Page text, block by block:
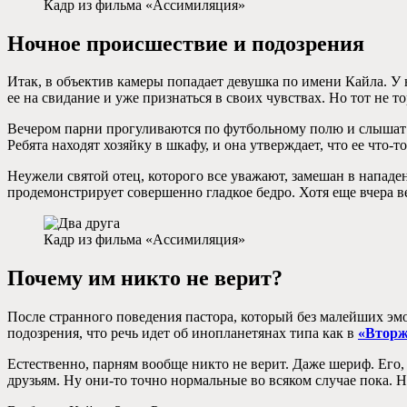
Кадр из фильма «Ассимиляция»
Ночное происшествие и подозрения
Итак, в объектив камеры попадает девушка по имени Кайла.
ее на свидание и уже признаться в своих чувствах. Но тот не
Вечером парни прогуливаются по футбольному полю и
Ребята находят хозяйку в шкафу, и она утверждает, что ее
Неужели святой отец, которого все уважают, замешан в
продемонстрирует совершенно гладкое бедро. Хотя еще
Кадр из фильма «Ассимиляция»
Почему им никто не верит?
После странного поведения пастора, который без малейших
подозрения, что речь идет об инопланетянах типа как в
Естественно, парням вообще никто не верит. Даже шериф.
друзьям. Ну они-то точно нормальные во всяком случае пока.